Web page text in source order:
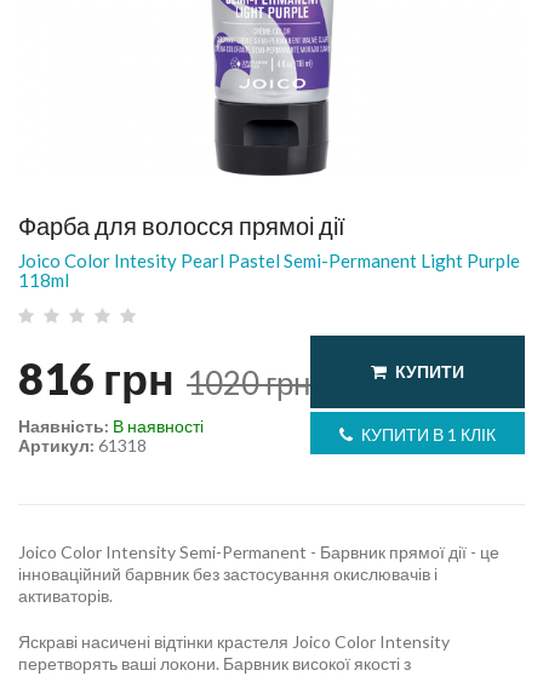
Фарба для волосся прямоі дії
Joico Color Intesity Pearl Pastel Semi-Permanent Light Purple
118ml
816 грн 1020грн КУПИТИ
КУПИТИ В 1 КЛІК
Артикул: 61318
Наявність: В наявності
Joico Color Intensity Semi-Permanent - Барвник прямої дії - це
інноваційний барвник без застосування окислювачів і
активаторів.
Яскраві насичені відтінки крастеля Joico Color Intensity
перетворять ваші локони. Барвник високої якості з